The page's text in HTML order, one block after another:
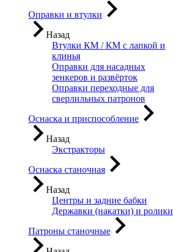
Оправки и втулки
Назад
Втулки КМ / КМ с лапкой и
клинья
Оправки для насадных
зенкеров и развёрток
Оправки переходные для
сверлильных патронов
Оснаска и приспособление
Назад
Экстракторы
Оснаска станочная
Назад
Центры и задние бабки
Державки (накатки) и ролики
Патроны станочные